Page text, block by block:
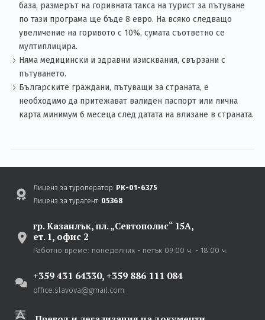
база, размерът на горивната такса на турист за пътуване
по тази програма ще бъде 8 евро. На всяко следващо
увеличение на горивото с 10%, сумата съответно се
мултиплицира.
Няма медицински и здравни изисквания, свързани с
пътуването.
Българските граждани, пътуващи за страната, е
необходимо да притежават валиден паспорт или лична
карта минимум 6 месеца след датата на влизане в страната.
Лиценз за туроператор: РК-01-6375
Лиценз за турагент: 05368
гр. Казанлък, пл. „Севтополис“ 15А,
ет. 1, офис 2
Работно време: понеделник - петък 09:00 ч. - 18:00 ч.
+359 431 64330, +359 886 111 084
office.slavova@gmail.com